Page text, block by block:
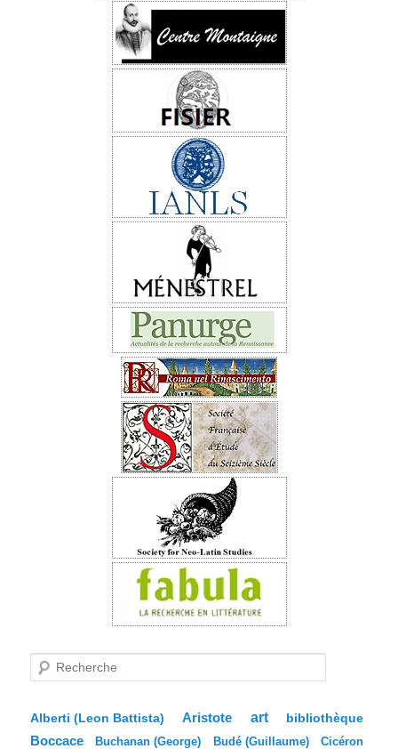
e
r
c
Alberti (Leon Battista) Aristote art bibliothèque
Boccace Buchanan (George) Budé (Guillaume) Cicéron